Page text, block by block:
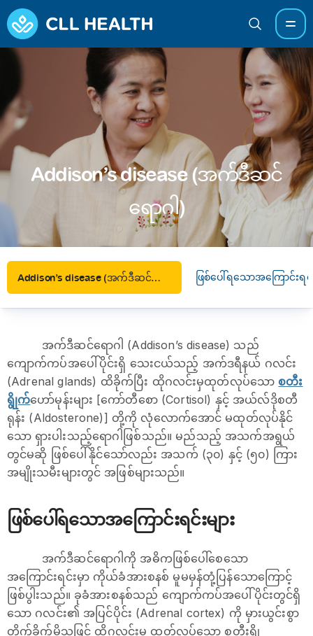
Addison’s disease (အက်ဒီဆင်
ရောဂါ)
Addison’s disease (အက်ဒီဆင်ရောဂါ) ဖြစ်ပေါ်ရသောအကြောင်းရင်း
အက်ဒီဆင်ရောဂါ (Addison’s disease) သည်
ကျောက်ကပ်အပေါ်ပိုင်းရှိ သေးငယ်သည့် အက်ဒရီနယ် ဂလင်း
(Adrenal glands) ထိခိုက်ပြီး ထိုဂလင်းမှထုတ်လုပ်သော စတီး
ရွိုက်ဟော်မုန်းများ [ကော်တီစော (Cortisol) နှင့် အယ်လ်ဒိုစတီ
ရုန်း (Aldosterone)] တို့ကို လုံလောက်အောင် မထုတ်လုပ်နိုင်
သော ရှားပါးသည့်ရောဂါဖြစ်သည်။ မည်သည့် အသက်အရွယ်
တွင်မဆို ဖြစ်ပေါ်နိုင်သော်လည်း အသက် (၃၀) နှင့် (၅၀) ကြား
အမျိုးသမီးများတွင် အဖြစ်များသည်။
ဖြစ်ပေါ်ရသောအကြောင်းရင်းများ
အက်ဒီဆင်ရောဂါကို အဓိကဖြစ်ပေါ်စေသော
အကြောင်းရင်းမှာ ကိုယ်ခံအားစနစ် မူမမှန်တုံ့ပြန်သောကြောင့်
ဖြစ်ပွါးသည်။ ခုခံအားစနစ်သည် ကျောက်ကပ်အပေါ်ပိုင်းတွင်ရှိ
သော ဂလင်း၏ အပြင်ပိုင်း (Adrenal cortex) ကို မှားယွင်းစွာ
တိုက်ခိုက်မိသဖြင့် ထိုဂလင်းမှ ထုတ်လုပ်သော စတီးရွို